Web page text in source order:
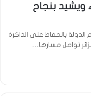
ويشيد بنجاح
الدولة بالحفاظ على الذاكرة
تواصل مسارها…